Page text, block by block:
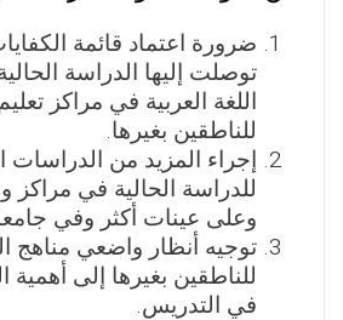
ضرورة اعتماد قائمة
توصلت إليها الدراسة
اللغة العربية في مراكز
للناطقين بغيرها.
إجراء المزيد من الدراسات
للدراسة الحالية في مراكز
وعلى عينات أكثر وفي
توجيه أنظار واضعي مناهج
للناطقين بغيرها إلى أهمية
في التدريس.